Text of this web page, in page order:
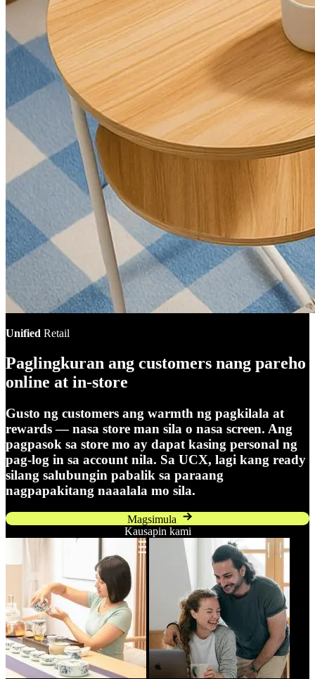
Unified Retail
Paglingkuran ang customers nang pareho
online at in-store
Gusto ng customers ang warmth ng pagkilala at
rewards — nasa store man sila o nasa screen. Ang
pagpasok sa store mo ay dapat kasing personal ng
pag-log in sa account nila. Sa UCX, lagi kang ready
silang salubungin pabalik sa paraang
nagpapakitang naaalala mo sila.
Magsimula
Kausapin kami